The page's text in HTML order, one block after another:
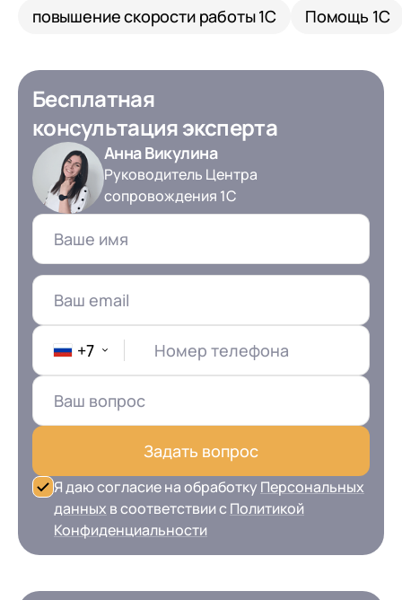
повышение скорости работы 1С
Помощь 1С
Бесплатная
консультация эксперта
Анна Викулина
Руководитель Центра
сопровождения 1С
+7 Номер телефона
Задать вопрос
Я даю согласие на обработку Персональных
данных в соответствии сПолитикой
Конфиденциальности